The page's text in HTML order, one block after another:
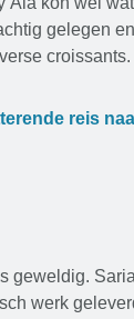
gelegen
en we
zeer
is van begin tot
reis
geweldig.
werk